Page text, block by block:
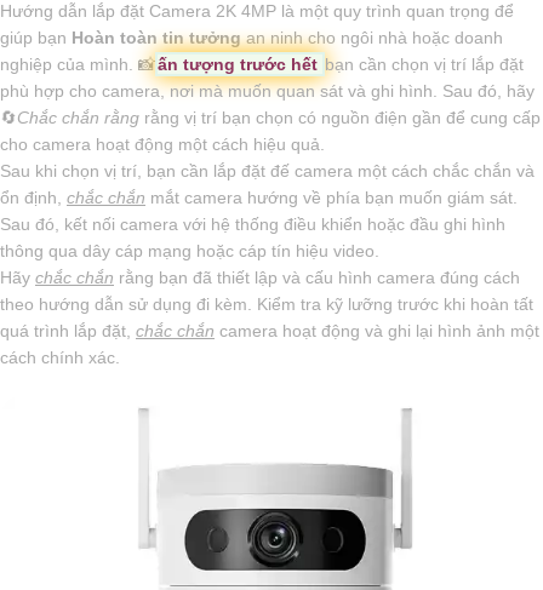
Hướng dẫn lắp đặt Camera 2K 4MP là một quy trình quan trọng để
giúp bạn Hoàn toàn tin tưởngan ninh cho ngôi nhà hoặc doanh
nghiệp của mình. 📸ấn tượng trước hết bạn cần chọn vị trí lắp đặt
phù hợp cho camera, nơi mà muốn quan sát và ghi hình. Sau đó, hãy
🔄Chắc chắn rằng rằng vị trí bạn chọn có nguồn điện gần để cung cấp
cho camera hoạt động một cách hiệu quả.
Sau khi chọn vị trí, bạn cần lắp đặt đế camera một cách chắc chắn và
ổn định, chắc chắn mắt camera hướng về phía bạn muốn giám sát.
Sau đó, kết nối camera với hệ thống điều khiển hoặc đầu ghi hình
thông qua dây cáp mạng hoặc cáp tín hiệu video.
Hãy chắc chắn rằng bạn đã thiết lập và cấu hình camera đúng cách
theo hướng dẫn sử dụng đi kèm. Kiểm tra kỹ lưỡng trước khi hoàn tất
quá trình lắp đặt, chắc chắn camera hoạt động và ghi lại hình ảnh một
cách chính xác.